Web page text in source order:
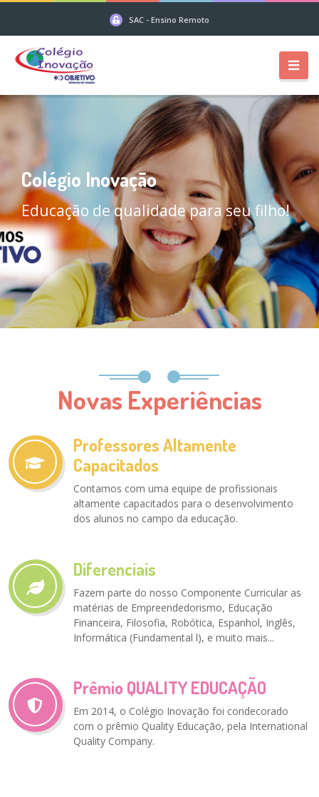
SAC - Ensino Remoto
Novas Experiências
Professores Altamente
Capacitados
Contamos com uma equipe de profissionais
altamente capacitados para o desenvolvimento
dos alunos no campo da educação.
Diferenciais
Fazem parte do nosso Componente Curricular as
matérias de Empreendedorismo, Educação
Financeira, Filosofia, Robótica, Espanhol, Inglês,
Informática (Fundamental l), e muito mais...
Prêmio QUALITY EDUCAÇÃO
Em 2014, o Colégio Inovação foi condecorado
com o prêmio Quality Educação, pela International
Quality Company.